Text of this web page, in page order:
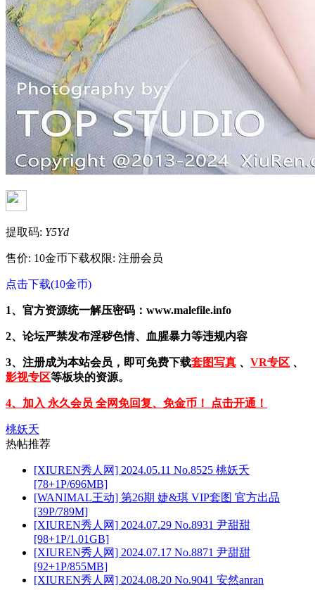
提取码: Y5Yd
售价: 10金币下载权限: 注册会员
点击下载(10金币)
1、官方资源统一解压密码：www.malefile.info
2、论坛严禁发布淫秽色情、血腥暴力等违规内容
3、注册成为本站会员，即可免费下载套图写真 、 VR专区 、
影视专区等板块的资源。
4、加入 永久会员 全网免回复、免金币！ 点击开通！
桃妖夭
热帖推荐
[XIUREN秀人网] 2024.05.11 No.8525 桃妖夭
[78+1P/696MB]
[WANIMAL王动] 第26期 婕&琪 VIP套图 官方出品
[39P/789M]
[XIUREN秀人网] 2024.07.29 No.8931 尹甜甜
[98+1P/1.01GB]
[XIUREN秀人网] 2024.07.17 No.8871 尹甜甜
[92+1P/855MB]
[XIUREN秀人网] 2024.08.20 No.9041 安然anran